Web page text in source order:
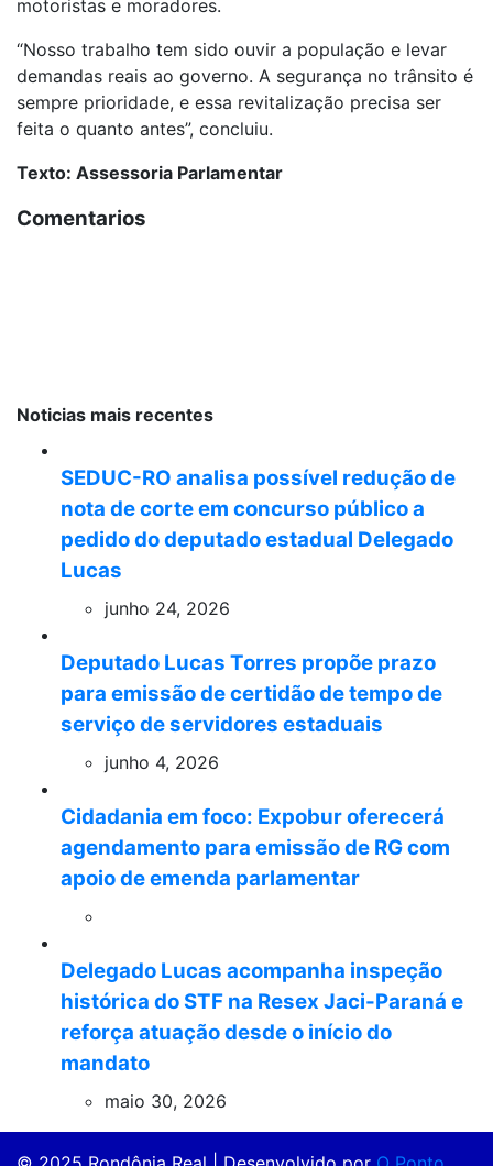
motoristas e moradores.
“Nosso trabalho tem sido ouvir a população e levar
demandas reais ao governo. A segurança no trânsito é
sempre prioridade, e essa revitalização precisa ser
feita o quanto antes”, concluiu.
Texto: Assessoria Parlamentar
Comentarios
Noticias mais recentes
SEDUC-RO analisa possível redução de
nota de corte em concurso público a
pedido do deputado estadual Delegado
Lucas
junho 24, 2026
Deputado Lucas Torres propõe prazo
para emissão de certidão de tempo de
serviço de servidores estaduais
junho 4, 2026
Cidadania em foco: Expobur oferecerá
agendamento para emissão de RG com
apoio de emenda parlamentar
Delegado Lucas acompanha inspeção
histórica do STF na Resex Jaci-Paraná e
reforça atuação desde o início do
mandato
maio 30, 2026